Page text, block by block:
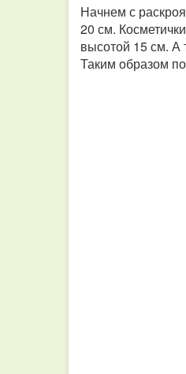
Начнем с
20 см.
высотой 15 см. А
Таким образом